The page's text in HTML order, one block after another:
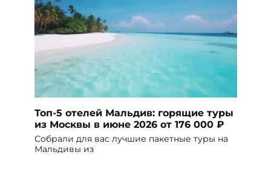
Топ-5 отелей Мальдив: горящие туры
из Москвы в июне 2026 от 176 000 ₽
Собрали для вас лучшие пакетные туры на
Мальдивы из